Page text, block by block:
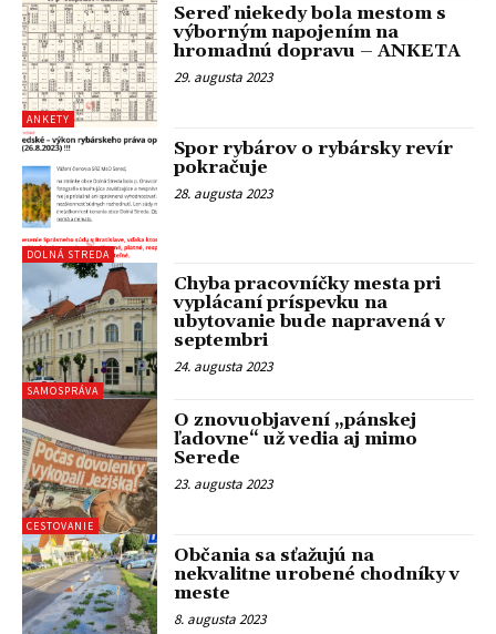
ANKETY
Sereď niekedy bola mestom s
výborným napojením na
hromadnú dopravu – ANKETA
29. augusta 2023
DOLNÁ STREDA
Spor rybárov o rybársky revír
pokračuje
28. augusta 2023
SAMOSPRÁVA
Chyba pracovníčky mesta pri
vyplácaní príspevku na
ubytovanie bude napravená v
septembri
24. augusta 2023
CESTOVANIE
O znovuobjavení „pánskej
ľadovne“ už vedia aj mimo
Serede
23. augusta 2023
Občania sa sťažujú na
nekvalitne urobené chodníky v
meste
8. augusta 2023